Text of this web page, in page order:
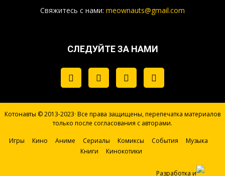
Свяжитесь с нами: meownauts@gmail.com
СЛЕДУЙТЕ ЗА НАМИ
Котонавты © 2013-2023· Все права защищены, перепечатка материалов
только после согласования с авторами.
Игры Кино Аниме Сериалы Комиксы События
Музыка
Книги
Кинокотики
Разработка и